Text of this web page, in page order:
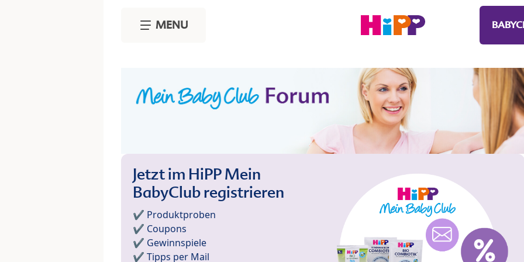
MENU
Jetzt im HiPP Mein
BabyClub registrieren
✔️ Produktproben
✔️ Coupons
✔️ Gewinnspiele
✔️ Tipps per Mail